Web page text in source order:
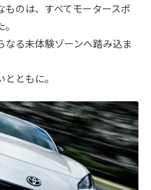
のは、すべてモータースポ
る未体験ゾーンへ踏み込ま
ともに。